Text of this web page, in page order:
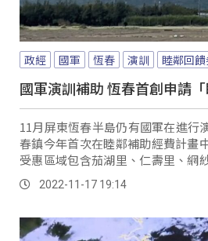
政經 國軍 恆春 演訓 睦鄰回
國軍演訓補助 恆春首創申請「
11月屏東恆春半島仍有國軍在進行
春鎮今年首次在睦鄰補助經費計畫
受惠區域包含茄湖里、仁壽里、網
每年每人睦鄰回饋約720元，已獲軍
2022-11-17 19:14